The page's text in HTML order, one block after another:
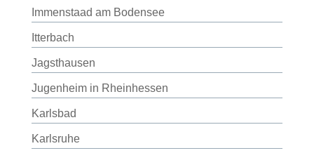
Immenstaad am Bodensee
Itterbach
Jagsthausen
Jugenheim in Rheinhessen
Karlsbad
Karlsruhe